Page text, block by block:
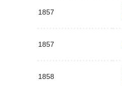
1857
1857
1858